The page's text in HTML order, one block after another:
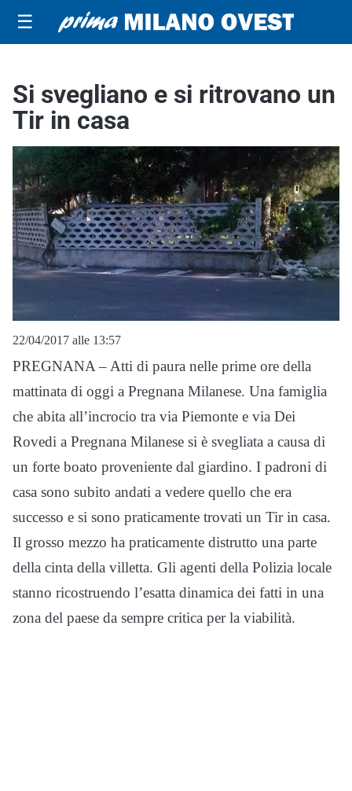
☰
Si svegliano e si ritrovano un
Tir in casa
22/04/2017 alle 13:57
PREGNANA – Atti di paura nelle prime ore della
mattinata di oggi a Pregnana Milanese. Una famiglia
che abita all’incrocio tra via Piemonte e via Dei
Rovedi a Pregnana Milanese si è svegliata a causa di
un forte boato proveniente dal giardino. I padroni di
casa sono subito andati a vedere quello che era
successo e si sono praticamente trovati un Tir in casa.
Il grosso mezzo ha praticamente distrutto una parte
della cinta della villetta. Gli agenti della Polizia locale
stanno ricostruendo l’esatta dinamica dei fatti in una
zona del paese da sempre critica per la viabilità.